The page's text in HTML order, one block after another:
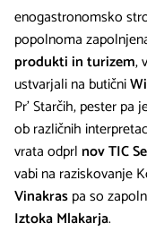
enogastronomsko
popolnoma
produkti in turizem,
ustvarjali na butični
Pr' Starčih, pester pa
ob različnih
vrata odprl nov TIC
vabi na raziskovanje
Vinakraspa so
Iztoka Mlakarja.